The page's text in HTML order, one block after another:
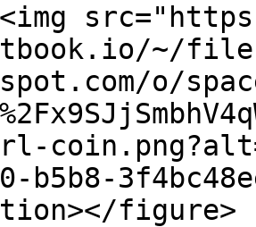
~/
o/
b5b8-
figure>